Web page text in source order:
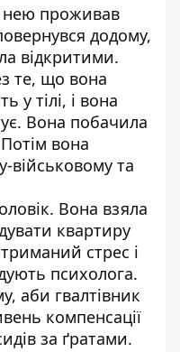
нею проживав
додому,
відкритими.
те, що вона
у тілі, і вона
Вона побачила
вона
військовому та
Вона взяла
квартиру
стрес і
психолога.
аби гвалтівник
компенсації
за ґратами.